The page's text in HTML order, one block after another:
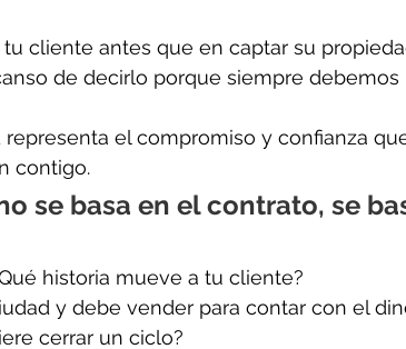
cliente antes que en captar su
de decirlo porque siempre debemos
representa el compromiso y confianza
contigo.
se basa en el contrato, se
historia mueve a tu cliente?
y debe vender para contar con el
cerrar un ciclo?